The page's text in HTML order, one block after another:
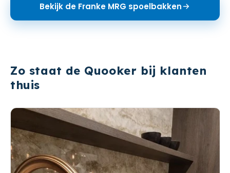
Bekijk de Franke MRG spoelbakken
Zo staat de Quooker bij klanten
thuis